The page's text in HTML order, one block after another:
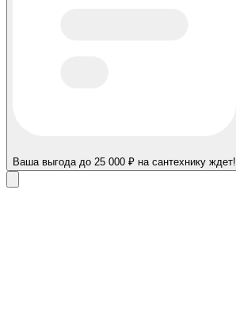
Ваша выгода до 25 000 ₽ на сантехнику ждет!